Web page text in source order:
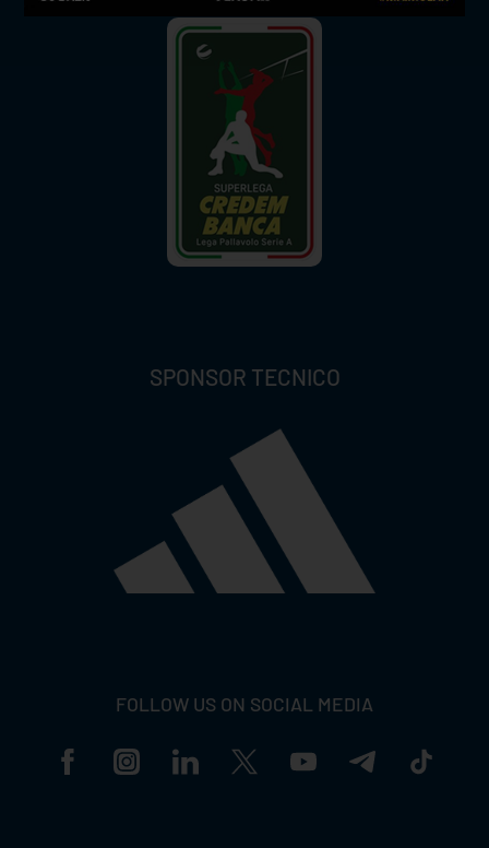
SPONSOR TECNICO
FOLLOW US ON SOCIAL MEDIA